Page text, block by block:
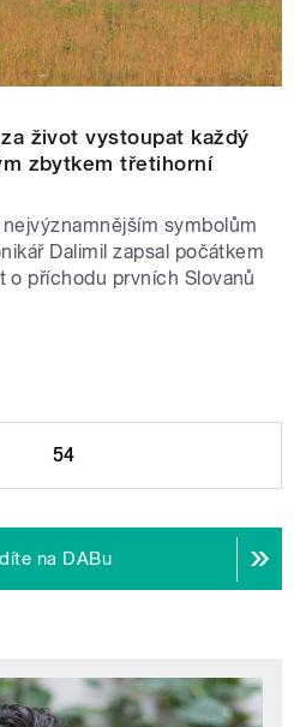
život vystoupat každý
zbytkem třetihorní
symbolům
Dalimil zapsal počátkem
o příchodu prvních Slovanů
54
na DABu